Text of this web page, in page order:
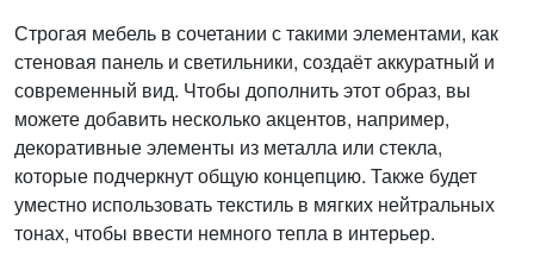
Строгая мебель в сочетании с такими элементами, как
стеновая панель и светильники, создаёт аккуратный и
современный вид. Чтобы дополнить этот образ, вы
можете добавить несколько акцентов, например,
декоративные элементы из металла или стекла,
которые подчеркнут общую концепцию. Также будет
уместно использовать текстиль в мягких нейтральных
тонах, чтобы ввести немного тепла в интерьер.